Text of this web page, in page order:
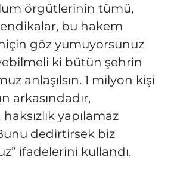
örgütlerinin tümü,
bu hakem
niçin göz yumuyorsunuz
ki bütün şehrin
anlaşılsın. 1 milyon kişi
arkasındadır,
yapılamaz
dedirtirsek biz
ifadelerini kullandı.